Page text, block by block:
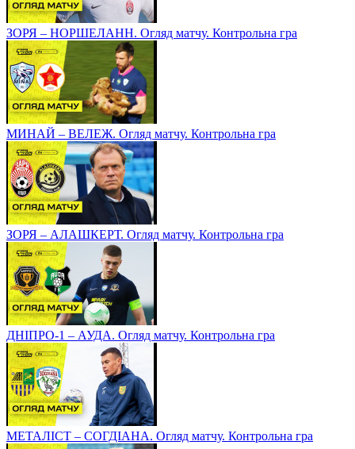
ЗОРЯ – НОРШЕЛАНН. Огляд матчу. Контрольна гра
МИНАЙ – ВЕЛЕЖ. Огляд матчу. Контрольна гра
ЗОРЯ – АЛАШКЕРТ. Огляд матчу. Контрольна гра
ДНІПРО-1 – АУДА. Огляд матчу. Контрольна гра
МЕТАЛІСТ – СОГДІАНА. Огляд матчу. Контрольна гра